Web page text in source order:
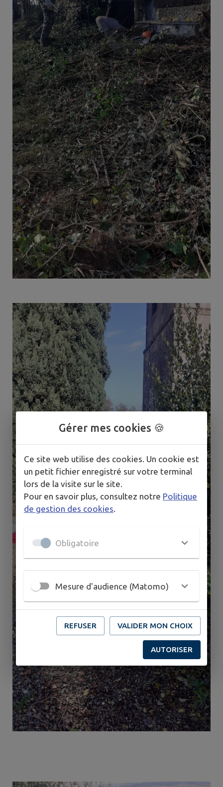
Gérer mes cookies 🍪
Ce site web utilise des cookies. Un cookie est
un petit fichier enregistré sur votre terminal
lors de la visite sur le site.
Pour en savoir plus, consultez notre Politique
de gestion des cookies.
Obligatoire
Mesure d'audience (Matomo)
REFUSER VALIDER MON CHOIX
AUTORISER